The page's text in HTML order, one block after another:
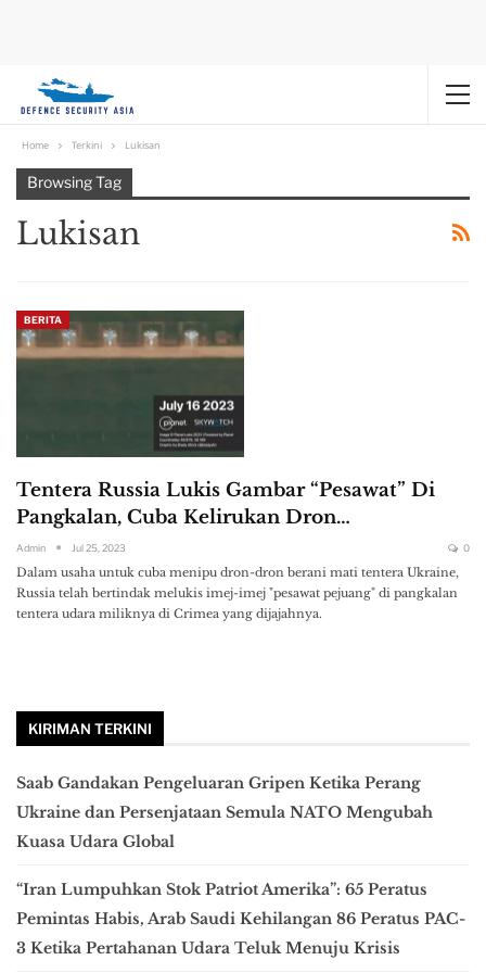
Home Terkini Lukisan
Browsing Tag
Lukisan
BERITA
Tentera Russia Lukis Gambar “Pesawat” Di
Pangkalan, Cuba Kelirukan Dron…
Admin Jul 25, 2023 0
Dalam usaha untuk cuba menipu dron-dron berani mati tentera Ukraine,
Russia telah bertindak melukis imej-imej "pesawat pejuang" di pangkalan
tentera udara miliknya di Crimea yang dijajahnya.
KIRIMAN TERKINI
Saab Gandakan Pengeluaran Gripen Ketika Perang
Ukraine dan Persenjataan Semula NATO Mengubah
Kuasa Udara Global
“Iran Lumpuhkan Stok Patriot Amerika”: 65 Peratus
Pemintas Habis, Arab Saudi Kehilangan 86 Peratus PAC-
3 Ketika Pertahanan Udara Teluk Menuju Krisis